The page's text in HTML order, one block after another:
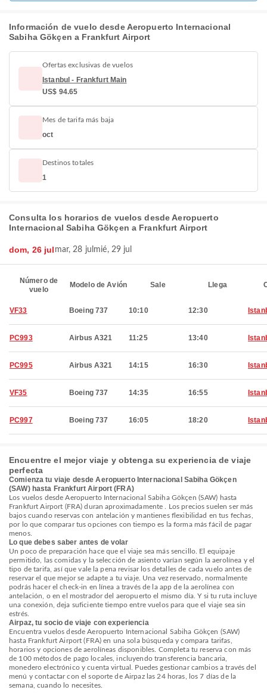
Información de vuelo desde Aeropuerto Internacional
Sabiha Gökçen a Frankfurt Airport
Ofertas exclusivas de vuelos
Istanbul - Frankfurt Main
US$ 94.65
Mes de tarifa más baja
oct
Destinos totales
1
Consulta los horarios de vuelos desde Aeropuerto
Internacional Sabiha Gökçen a Frankfurt Airport
dom, 26 jul mar, 28 jul mié, 29 jul
Número de
vuelo
Modelo de Avión Sale Llega
VF33 Boeing 737 10:10 12:30
PC993 Airbus A321 11:25 13:40
PC995 Airbus A321 14:15 16:30
VF35 Boeing 737 14:35 16:55
PC997 Boeing 737 16:05 18:20
Encuentre el mejor viaje y obtenga su experiencia de viaje
perfecta
Comienza tu viaje desde Aeropuerto Internacional Sabiha Gökçen
(SAW) hasta Frankfurt Airport (FRA)
Los vuelos desde Aeropuerto Internacional Sabiha Gökçen (SAW) hasta
Frankfurt Airport (FRA) duran aproximadamente . Los precios suelen ser más
bajos cuando reservas con antelación y mantienes flexibilidad en tus fechas,
por lo que comparar tus opciones con tiempo es la forma más fácil de pagar
menos.
Lo que debes saber antes de volar
Un poco de preparación hace que el viaje sea más sencillo. El equipaje
permitido, las comidas y la selección de asiento varían según la aerolínea y el
tipo de tarifa, así que vale la pena revisar los detalles de cada vuelo antes de
reservar el que mejor se adapte a tu viaje. Una vez reservado, normalmente
podrás hacer el check-in en línea a través de la app de la aerolínea con
antelación, o en el mostrador del aeropuerto el mismo día. Y si tu ruta incluye
una conexión, deja suficiente tiempo entre vuelos para que el viaje sea sin
estrés.
Airpaz, tu socio de viaje con experiencia
Encuentra vuelos desde Aeropuerto Internacional Sabiha Gökçen (SAW)
hasta Frankfurt Airport (FRA) en una sola búsqueda y compara tarifas,
horarios y opciones de aerolíneas disponibles. Completa tu reserva con más
de 100 métodos de pago locales, incluyendo transferencia bancaria,
monedero electrónico y cuenta virtual. Puedes gestionar cambios a través del
menú y contactar con el soporte de Airpaz las 24 horas, los 7 días de la
semana, cuando lo necesites.